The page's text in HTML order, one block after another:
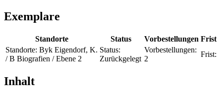
Exemplare
Standorte Status Vorbestellungen Frist
Standorte: Byk Eigendorf, K.
/ B Biografien / Ebene 2
Status:
Zurückgelegt
Vorbestellungen:
2
Frist:
Inhalt